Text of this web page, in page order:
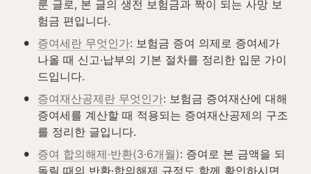
룬 글로, 본 글의 생전 보험금과 짝이 되는 사망 보
험금 편입니다.
• 증여세란 무엇인가: 보험금 증여 의제로 증여세가
나올 때 신고·납부의 기본 절차를 정리한 입문 가이
드입니다.
• 증여재산공제란 무엇인가: 보험금 증여재산에 대해
증여세를 계산할 때 적용되는 증여재산공제의 구조
를 정리한 글입니다.
• 증여 합의해제·반환(3·6개월): 증여로 본 금액을 되
돌릴 때의 반환·합의해제 규정도 함께 확인하시면